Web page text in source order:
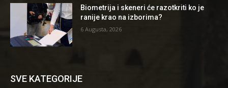
Biometrija i skeneri će razotkriti ko je
ranije krao na izborima?
6 Augusta, 2026
SVE KATEGORIJE